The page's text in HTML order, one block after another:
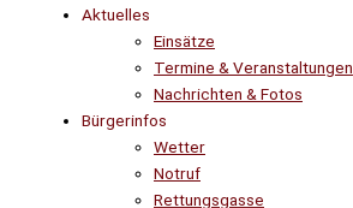
Aktuelles
Einsätze
Termine & Veranstaltungen
Nachrichten & Fotos
Bürgerinfos
Wetter
Notruf
Rettungsgasse